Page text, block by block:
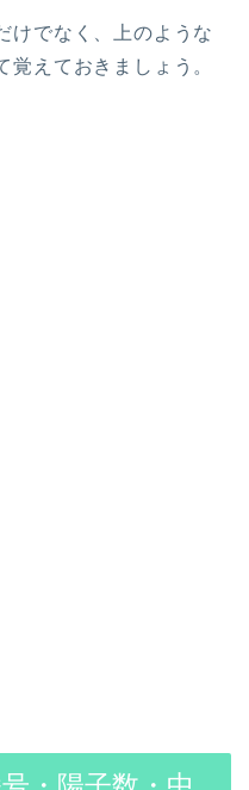
けでなく、上のような
えておきましょう。